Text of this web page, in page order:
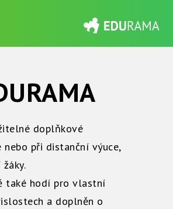
doplňkové
při distanční výuce,
také hodí pro vlastní
a doplněn o